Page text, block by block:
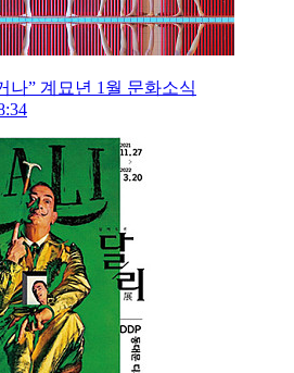
나” 계묘년 1월 문화소식